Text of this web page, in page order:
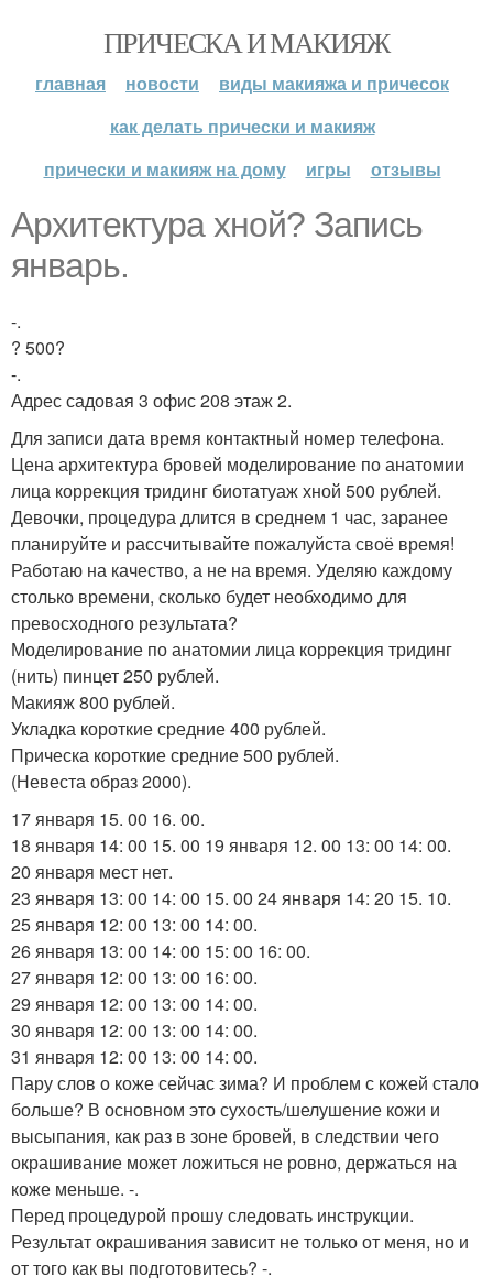
ПРИЧЕСКА И МАКИЯЖ
главная новости
виды макияжа и причесок
как делать прически и макияж
прически и макияж на дому
игры отзывы
Архитектура хной? Запись
январь.
-.
? 500?
-.
Адрес садовая 3 офис 208 этаж 2.
Для записи дата время контактный номер телефона.
Цена архитектура бровей моделирование по анатомии
лица коррекция тридинг биотатуаж хной 500 рублей.
Девочки, процедура длится в среднем 1 час, заранее
планируйте и рассчитывайте пожалуйста своё время!
Работаю на качество, а не на время. Уделяю каждому
столько времени, сколько будет необходимо для
превосходного результата?
Моделирование по анатомии лица коррекция тридинг
(нить) пинцет 250 рублей.
Макияж 800 рублей.
Укладка короткие средние 400 рублей.
Прическа короткие средние 500 рублей.
(Невеста образ 2000).
17 января 15. 00 16. 00.
18 января 14: 00 15. 00 19 января 12. 00 13: 00 14: 00.
20 января мест нет.
23 января 13: 00 14: 00 15. 00 24 января 14: 20 15. 10.
25 января 12: 00 13: 00 14: 00.
26 января 13: 00 14: 00 15: 00 16: 00.
27 января 12: 00 13: 00 16: 00.
29 января 12: 00 13: 00 14: 00.
30 января 12: 00 13: 00 14: 00.
31 января 12: 00 13: 00 14: 00.
Пару слов о коже сейчас зима? И проблем с кожей стало
больше? В основном это сухость/шелушение кожи и
высыпания, как раз в зоне бровей, в следствии чего
окрашивание может ложиться не ровно, держаться на
коже меньше. -.
Перед процедурой прошу следовать инструкции.
Результат окрашивания зависит не только от меня, но и
от того как вы подготовитесь? -.